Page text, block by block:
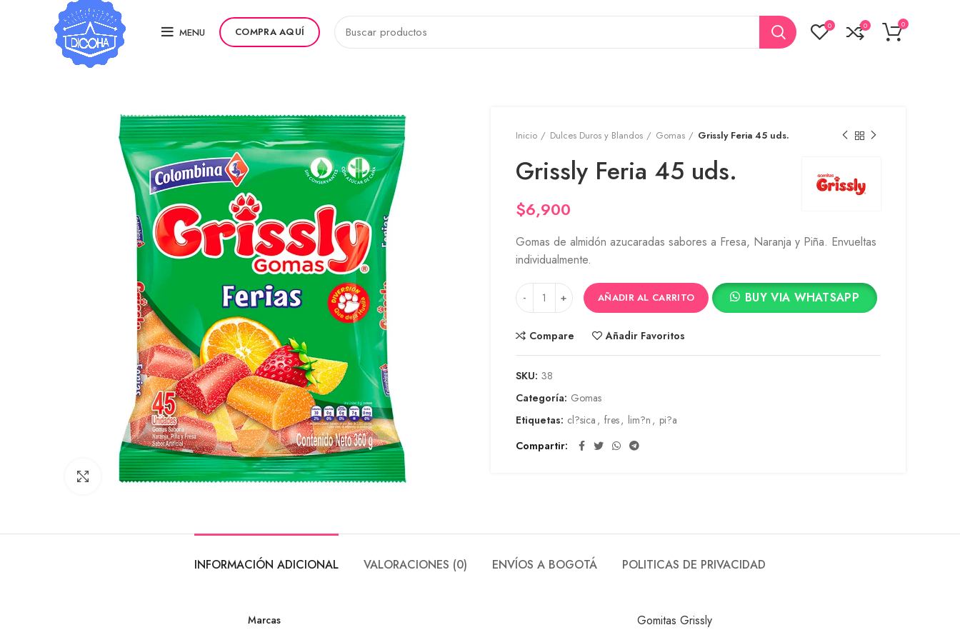
MENU COMPRA AQUÍ 0 0 0
Click to enlarge
Inicio Dulces Duros y Blandos Gomas Grissly Feria 45 uds.
Grissly Feria 45 uds.
$6,900
Gomas de almidón azucaradas sabores a Fresa, Naranja y Piña. Envueltas
individualmente.
AÑADIR AL CARRITO BUY VIA WHATSAPP
Compare Añadir Favoritos
SKU: 38
Categoría: Gomas
Etiquetas: cl?sica , fres, lim?n , pi?a
Compartir
INFORMACIÓN ADICIONAL VALORACIONES (0) ENVÍOS A BOGOTÁ POLITICAS DE PRIVACIDAD
Marcas Gomitas Grissly